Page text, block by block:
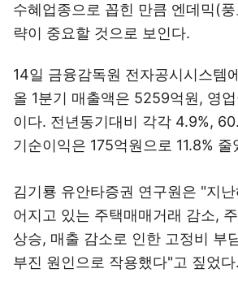
수혜업종으로 꼽힌 만큼 엔데믹(
략이 중요할 것으로 보인다.
14일 금융감독원 전자공시시스템
올 1분기 매출액은 5259억원, 영
이다. 전년동기대비 각각 4.9%,
기순이익은 175억원으로 11.8% 줄
김기룡 유안타증권 연구원은 "지
어지고 있는 주택매매거래 감소,
상승, 매출 감소로 인한 고정비 부
부진 원인으로 작용했다"고 짚었다.